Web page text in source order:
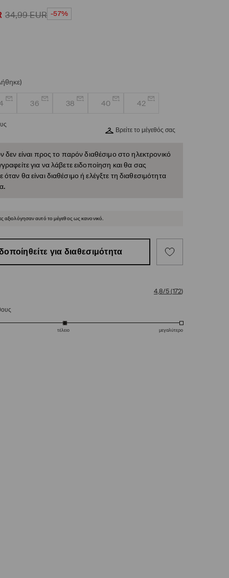
34,99EUR -57%
36 38 40 42
Βρείτε το μέγεθός σας
δεν είναι προς το παρόν διαθέσιμο στο ηλεκτρονικό
για να λάβετε ειδοποίηση και θα σας
θα είναι διαθέσιμο ή ελέγξτε τη διαθεσιμότητα
αξιολόγησαν αυτό το μέγεθος ως κανονικό.
για διαθεσιμότητα
4,8/5(172)
τέλειο μεγαλύτερο